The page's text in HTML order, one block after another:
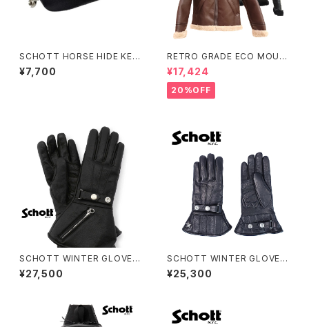
SCHOTT HORSE HIDE KEY
CASE
¥7,700
RETRO GRADE ECO MOUT
ON JACKET
¥17,424
20%OFF
SCHOTT WINTER GLOVE L
ONG
¥27,500
SCHOTT WINTER GLOVE
MID
¥25,300